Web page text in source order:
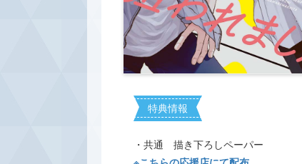
特典情報
・共通 描き下ろしペーパー